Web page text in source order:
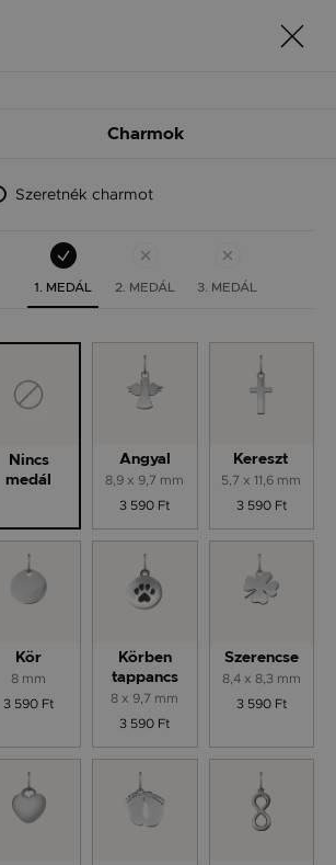
Charmok
Szeretnék charmot
1. MEDÁL 2. MEDÁL 3. MEDÁL
Nincs
medál
Angyal
8,9 x 9,7 mm
3 590 Ft
Kereszt
5,7 x 11,6 mm
3 590 Ft
Kör
8 mm
3 590 Ft
Körben
tappancs
8 x 9,7 mm
3 590 Ft
Szerencse
8,4 x 8,3 mm
3 590 Ft